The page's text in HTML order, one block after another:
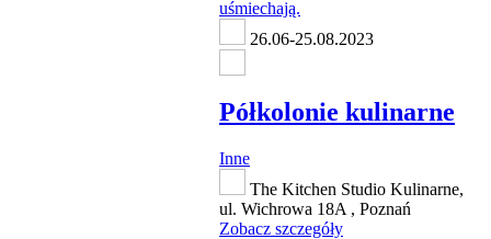
26.06-25.08.2023
Półkolonie kulinarne
Inne
The Kitchen Studio Kulinarne,
ul. Wichrowa 18A , Poznań
Zobacz szczegóły